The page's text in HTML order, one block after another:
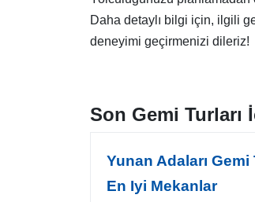
Daha detaylı bilgi için, ilgili
deneyimi geçirmenizi dileriz!
Son Gemi Turları
Yunan Adaları
En Iyi Mekanlar